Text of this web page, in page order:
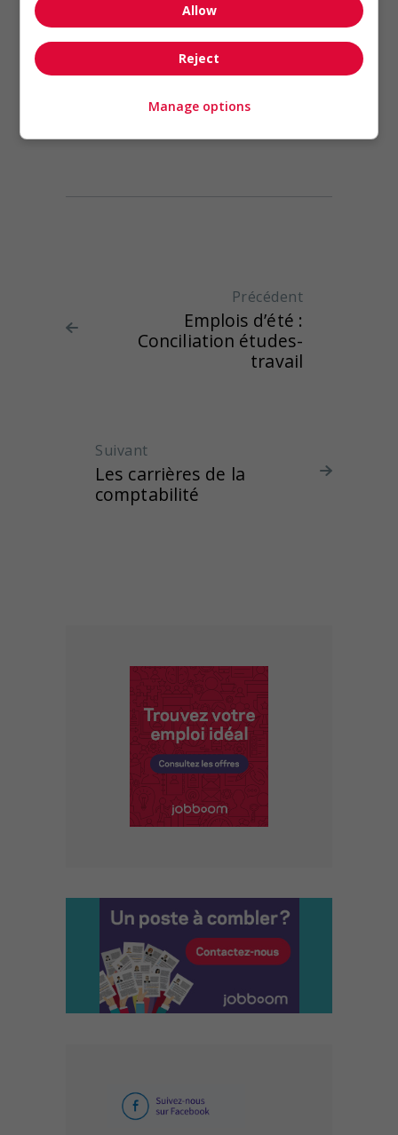
Emplois étudiants
Travail à l'étranger
Précédent
Emplois d’été :
Conciliation études-
travail
Suivant
Les carrières de la
comptabilité
Allow
Reject
Manage options